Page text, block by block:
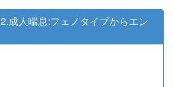
2.成人喘息:フェノタイプからエン